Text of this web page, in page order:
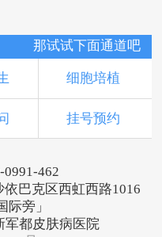
那试试下面通道吧
细胞培植
挂号预约
0991-462
巴克区西虹西路1016
际旁」
军都皮肤病医院